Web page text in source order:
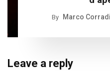
By Marco Corradi
Leave a reply